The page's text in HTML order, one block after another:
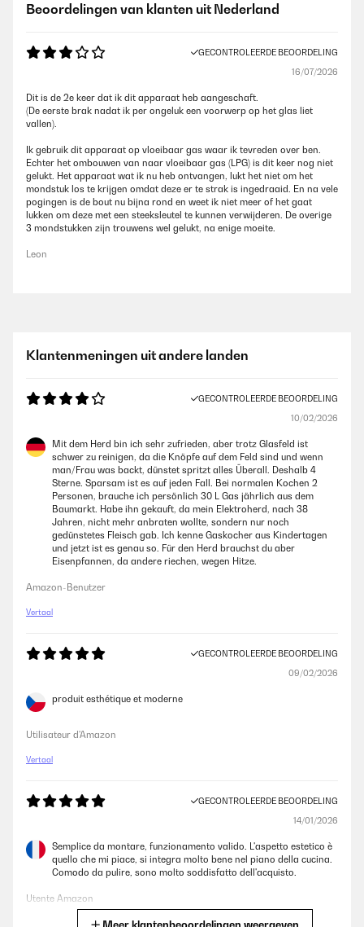
Beoordelingen van klanten uit Nederland
GECONTROLEERDE BEOORDELING
16/07/2026
Dit is de 2e keer dat ik dit apparaat heb aangeschaft.
(De eerste brak nadat ik per ongeluk een voorwerp op het glas liet
vallen).
Ik gebruik dit apparaat op vloeibaar gas waar ik tevreden over ben.
Echter het ombouwen van naar vloeibaar gas (LPG) is dit keer nog niet
gelukt. Het apparaat wat ik nu heb ontvangen, lukt het niet om het
mondstuk los te krijgen omdat deze er te strak is ingedraaid. En na vele
pogingen is de bout nu bijna rond en weet ik niet meer of het gaat
lukken om deze met een steeksleutel te kunnen verwijderen. De overige
3 mondstukken zijn trouwens wel gelukt, na enige moeite.
Leon
Klantenmeningen uit andere landen
GECONTROLEERDE BEOORDELING
10/02/2026
Mit dem Herd bin ich sehr zufrieden, aber trotz Glasfeld ist
schwer zu reinigen, da die Knöpfe auf dem Feld sind und wenn
man/Frau was backt, dünstet spritzt alles Überall. Deshalb 4
Sterne. Sparsam ist es auf jeden Fall. Bei normalen Kochen 2
Personen, brauche ich persönlich 30 L Gas jährlich aus dem
Baumarkt. Habe ihn gekauft, da mein Elektroherd, nach 38
Jahren, nicht mehr anbraten wollte, sondern nur noch
gedünstetes Fleisch gab. Ich kenne Gaskocher aus Kindertagen
und jetzt ist es genau so. Für den Herd brauchst du aber
Eisenpfannen, da andere riechen, wegen Hitze.
Amazon-Benutzer
Vertaal
GECONTROLEERDE BEOORDELING
09/02/2026
produit esthétique et moderne
Utilisateur d'Amazon
Vertaal
GECONTROLEERDE BEOORDELING
14/01/2026
Semplice da montare, funzionamento valido. L'aspetto estetico è
quello che mi piace, si integra molto bene nel piano della cucina.
Comodo da pulire, sono molto soddisfatto dell'acquisto.
Utente Amazon